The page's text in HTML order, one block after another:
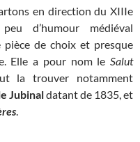
en direction du XIIIe
d’humour médiéval
pièce de choix et presque
Elle a pour nom le Salut
la trouver notamment
Jubinaldatant de 1835, et
.